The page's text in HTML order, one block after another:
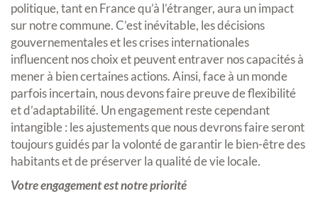
politique, tant en France qu’à l’étranger, aura un impact
sur notre commune. C’est inévitable, les décisions
gouvernementales et les crises internationales
influencent nos choix et peuvent entraver nos capacités à
mener à bien certaines actions. Ainsi, face à un monde
parfois incertain, nous devons faire preuve de flexibilité
et d’adaptabilité. Un engagement reste cependant
intangible : les ajustements que nous devrons faire seront
toujours guidés par la volonté de garantir le bien-être des
habitants et de préserver la qualité de vie locale.
Votre engagement est notre priorité